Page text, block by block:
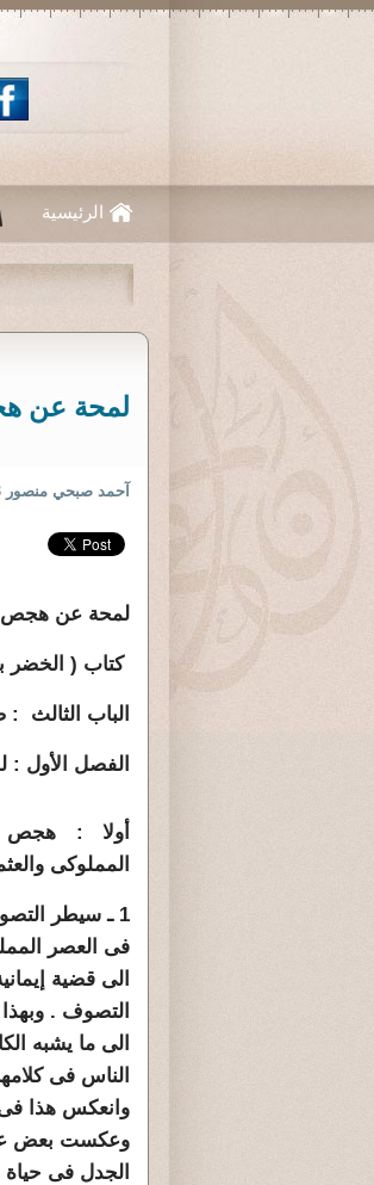
الرئيسية
آحمد صبحي منصور
لمحة عن هجص
كتاب ( الخضر
الباب الثالث
الفصل الأول :
أولا : هجص
المملوكى
1 ـ سيطر
فى العصر
الى قضية
التصوف .
الى ما يشبه
الناس فى
وانعكس هذا
وعكست بعض
الجدل فى